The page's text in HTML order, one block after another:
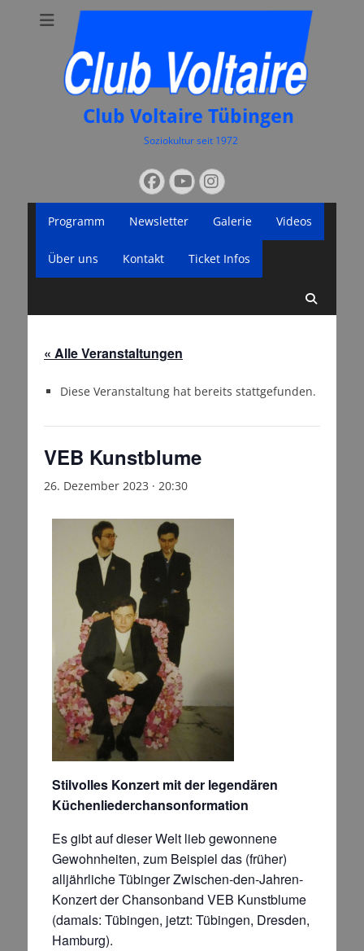
Club Voltaire Tübingen
Soziokultur seit 1972
nach:
Facebook
YouTube
Instagram
Menü
Inhalt
Programm Newsletter Galerie Videos
Über uns Kontakt Ticket Infos
« Alle Veranstaltungen
Diese Veranstaltung hat bereits stattgefunden.
VEB Kunstblume
26. Dezember 2023 · 20:30
Stilvolles Konzert mit der legendären
Küchenliederchansonformation
Es gibt auf dieser Welt lieb gewonnene
Gewohnheiten, zum Beispiel das (früher)
alljährliche Tübinger Zwischen-den-Jahren-
Konzert der Chansonband VEB Kunstblume
(damals: Tübingen, jetzt: Tübingen, Dresden,
Hamburg).